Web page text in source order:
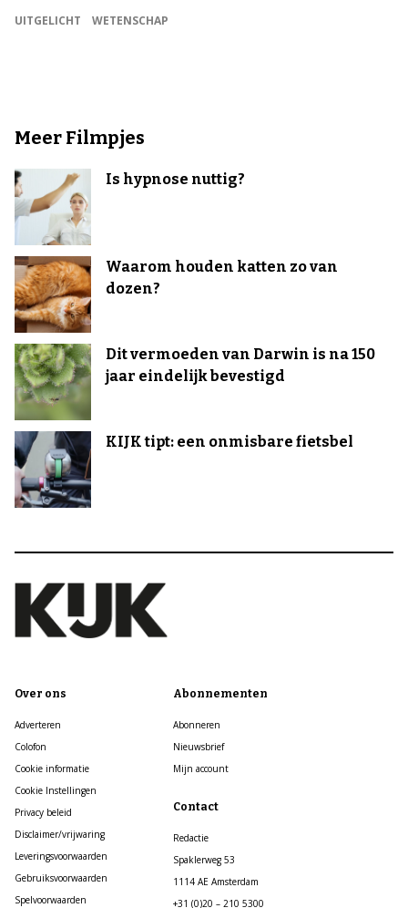
UITGELICHT
WETENSCHAP
Meer Filmpjes
Is hypnose nuttig?
Waarom houden katten zo van
dozen?
Dit vermoeden van Darwin is na 150
jaar eindelijk bevestigd
KIJK tipt: een onmisbare fietsbel
Over ons
Adverteren
Colofon
Cookie informatie
Cookie Instellingen
Privacy beleid
Disclaimer/vrijwaring
Leveringsvoorwaarden
Gebruiksvoorwaarden
Spelvoorwaarden
Abonnementen
Abonneren
Nieuwsbrief
Mijn account
Contact
Redactie
Spaklerweg 53
1114 AE Amsterdam
+31 (0)20 – 210 5300